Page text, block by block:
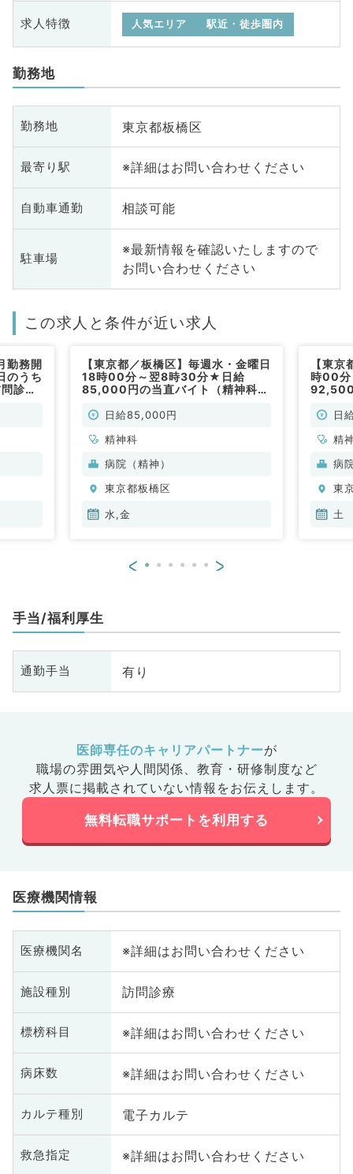
求人特徴 人気エリア 駅近・徒歩圏内
勤務地
勤務地 東京都板橋区
最寄り駅 ※詳細はお問い合わせください
自動車通勤 相談可能
駐車場
※最新情報を確認いたしますので
お問い合わせください
この求人と条件が近い求人
勤務開
のうち
診療
【東京都／板橋区】毎週水・金曜日
18時00分～翌8時30分★日給
85,000円の当直バイト（精神科／
日給85,000円
精神科
病院（精神）
東京都板橋区
水,金
【東
時00
92,500
日
精
病
東
土
< >
手当/福利厚生
通勤手当 有り
医師専任のキャリアパートナーが
職場の雰囲気や人間関係、 教育・研修制度など
求人票に掲載されていない情報をお伝えします。
無料転職サポートを利用する
医療機関情報
医療機関名 ※詳細はお問い合わせください
施設種別 訪問診療
標榜科目 ※詳細はお問い合わせください
病床数 ※詳細はお問い合わせください
カルテ種別 電子カルテ
救急指定 ※詳細はお問い合わせください